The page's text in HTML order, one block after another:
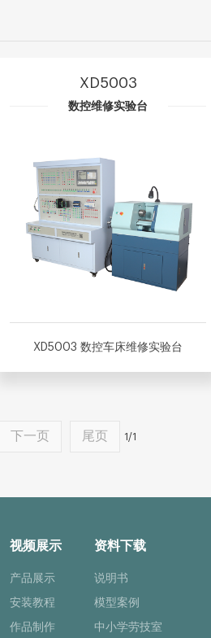
XD5003
数控维修实验台
XD5003 数控车床维修实验台
下一页 尾页 1/1
视频展示
产品展示
安装教程
作品制作
资料下载
说明书
模型案例
中小学劳技室